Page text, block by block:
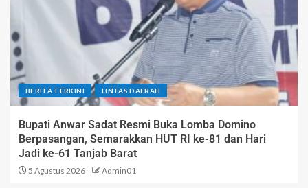
BERITA TERKINI LINTAS DAERAH
Bupati Anwar Sadat Resmi Buka Lomba Domino
Berpasangan, Semarakkan HUT RI ke-81 dan Hari
Jadi ke-61 Tanjab Barat
5 Agustus 2026 Admin01